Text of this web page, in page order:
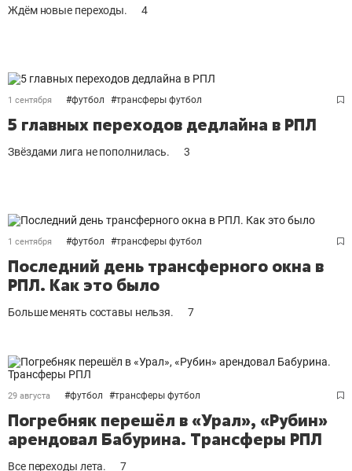
Ждём новые переходы. 4
1 сентября #футбол #трансферы футбол
5 главных переходов дедлайна в РПЛ
Звёздами лига не пополнилась. 3
1 сентября #футбол #трансферы футбол
Последний день трансферного окна в
РПЛ. Как это было
Больше менять составы нельзя. 7
29 августа #футбол #трансферы футбол
Погребняк перешёл в «Урал», «Рубин»
арендовал Бабурина. Трансферы РПЛ
Все переходы лета. 7